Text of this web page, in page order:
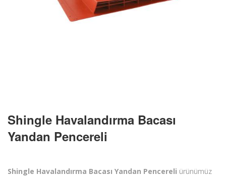
Shingle Havalandırma Bacası
Yandan Pencereli
Shingle Havalandırma Bacası Yandan Pencereli ürünümüz